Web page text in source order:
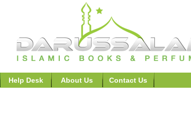
Help Desk About Us Contact Us